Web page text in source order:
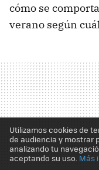
cómo se
verano según
Utilizamos cookies de
de audiencia y mostrar
analizando tu
aceptando su uso. Más